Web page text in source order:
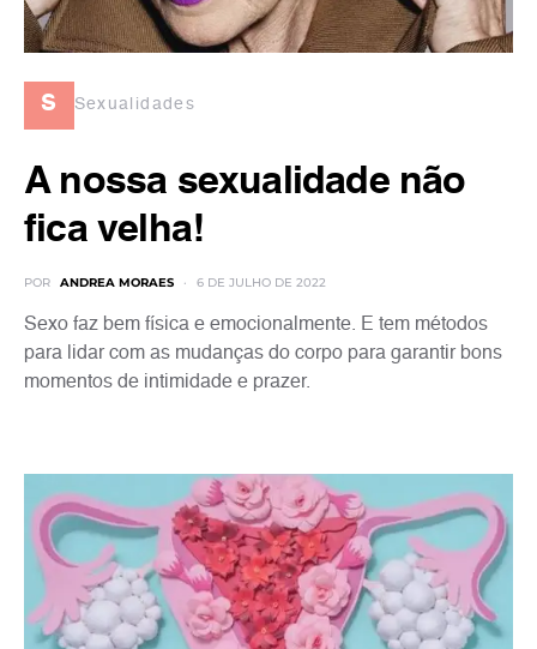
s Sexualidades
A nossa sexualidade não
fica velha!
POR ANDREA MORAES 6 DE JULHO DE 2022
Sexo faz bem física e emocionalmente. E tem métodos
para lidar com as mudanças do corpo para garantir bons
momentos de intimidade e prazer.